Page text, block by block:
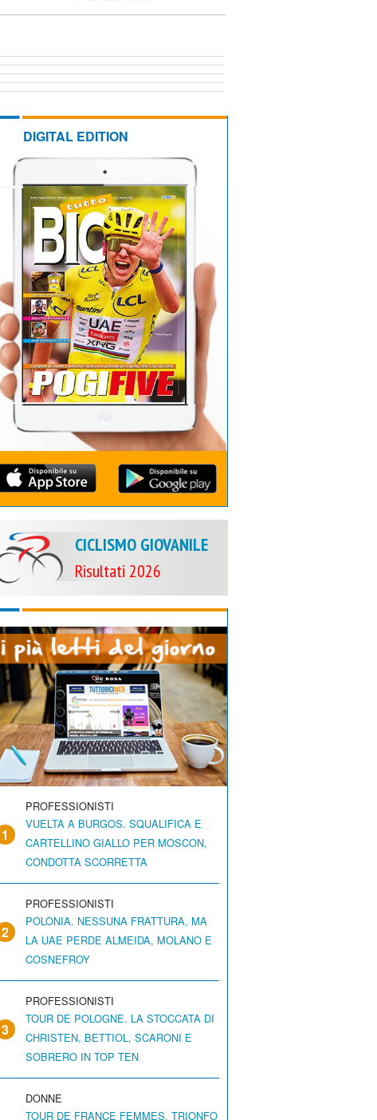
DIGITAL EDITION
CICLISMO GIOVANILE
Risultati 2026
1
PROFESSIONISTI
VUELTA A BURGOS. SQUALIFICA E
CARTELLINO GIALLO PER MOSCON,
CONDOTTA SCORRETTA
2
PROFESSIONISTI
POLONIA. NESSUNA FRATTURA, MA
LA UAE PERDE ALMEIDA, MOLANO E
COSNEFROY
3
PROFESSIONISTI
TOUR DE POLOGNE. LA STOCCATA DI
CHRISTEN, BETTIOL, SCARONI E
SOBRERO IN TOP TEN
DONNE
TOUR DE FRANCE FEMMES. TRIONFO